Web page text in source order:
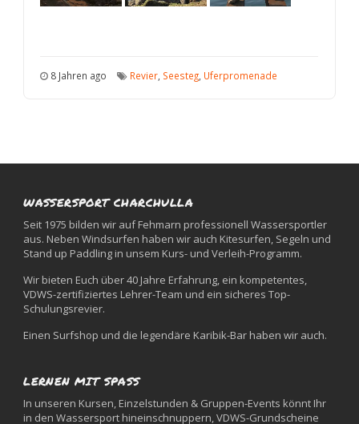
8 Jahren ago Revier Seesteg Uferpromenade
WASSERSPORT CHARCHULLA
Seit 1975 bilden wir auf Fehmarn professionell Wassersportler
aus. Neben Windsurfen haben wir auch Kitesurfen, Segeln und
Stand up Paddling in unsem Kurs- und Verleih-Programm.
Wir bieten Euch über 40 Jahre Erfahrung, ein kompetentes,
VDWS-zertifiziertes Lehrer-Team und ein sicheres Top-
Schulungsrevier.
Einen Surfshop und die legendäre Karibik-Bar haben wir auch.
LERNEN MIT SPASS
In unseren Kursen, Einzelstunden & Gruppen-Events könnt Ihr
in den Wassersport hineinschnuppern, VDWS-Grundscheine